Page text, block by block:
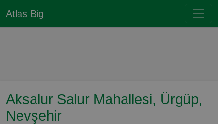
Atlas Big
Aksalur Salur Mahallesi, Ürgüp,
Nevşehir